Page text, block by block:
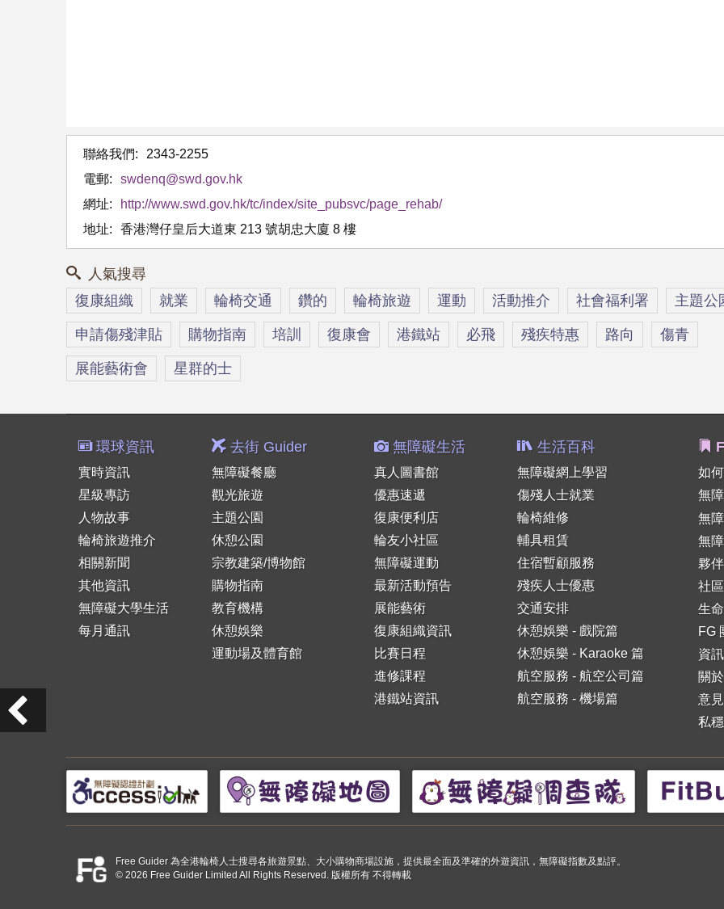
聯絡我們:
2343-2255
電郵:
swdenq@swd.gov.hk
網址:
http://www.swd.gov.hk/tc/index/site_pubsvc/page_rehab/
地址:
香港灣仔皇后大道東 213 號胡忠大廈 8 樓
人氣搜尋
復康組織 就業 輪椅交通 鑽的 輪椅旅遊 運動 活動推介 社會福利署 主題公
申請傷殘津貼 購物指南 培訓 復康會 港鐵站 必飛 殘疾特惠 路向 傷青
展能藝術會 星群的士
環球資訊
實時資訊
星級專訪
人物故事
輪椅旅遊推介
相關新聞
其他資訊
無障礙大學生活
每月通訊
去街 Guider
無障礙餐廳
觀光旅遊
主題公園
休憩公園
宗教建築/博物館
購物指南
教育機構
休憩娛樂
運動場及體育館
無障礙生活
真人圖書館
優惠速遞
復康便利店
輪友小社區
無障礙運動
最新活動預告
展能藝術
復康組織資訊
比賽日程
進修課程
港鐵站資訊
生活百科
無障礙網上學習
傷殘人士就業
輪椅維修
輔具租賃
住宿暫顧服務
殘疾人士優惠
交通安排
休憩娛樂 - 戲院篇
休憩娛樂 - Karaoke 篇
航空服務 - 航空公司篇
航空服務 - 機場篇
如
無
無
無
夥
社
生
FG
資
關
意
私
Free Guider 為全港輪椅人士搜尋各旅遊景點、大小購物商場設施，提供最全面及準確的外遊資訊，無障礙指數及點評。
© 2026 Free Guider Limited All Rights Reserved. 版權所有 不得轉載